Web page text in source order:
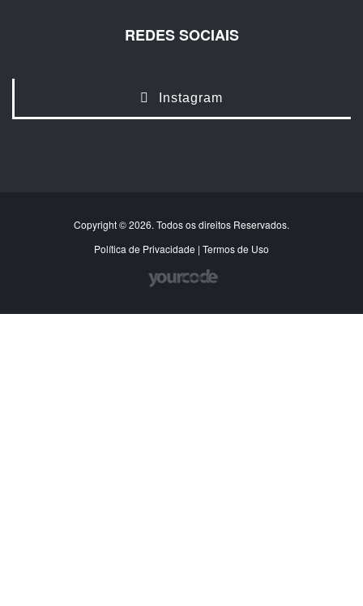
REDES SOCIAIS
Instagram
Copyright © 2026. Todos os direitos Reservados.
Política de Privacidade | Termos de Uso